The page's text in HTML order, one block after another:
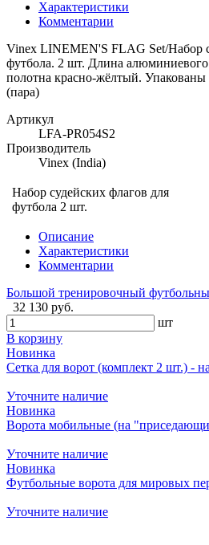
Характеристики
Комментарии
Vinex LINEMEN'S FLAG Set/Набор
футбола. 2 шт. Длина
полотна красно-жёлтый. Упакованы
(пара)
Артикул
LFA-PR054S2
Производитель
Vinex (India)
Набор судейских флагов для
футбола 2 шт.
Описание
Характеристики
Комментарии
Большой тренировочный
32 130 руб.
шт
В корзину
Новинка
Сетка для ворот (комплект 2 шт.) -
Уточните наличие
Новинка
Ворота мобильные (на
Уточните наличие
Новинка
Футбольные ворота для мировых
Уточните наличие